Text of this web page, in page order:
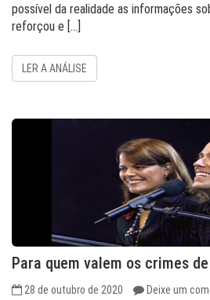
possível da realidade as informações
reforçou e […]
LER A ANÁLISE
Para quem valem os crimes
28 de outubro de 2020 Deixe um